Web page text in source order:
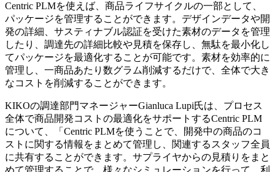
Centric PLMを使えば、商品ライフサイクルの一部として、
パッケージを管理することができます。デザインデータや開
発の詳細、サスティナブル認証を受けた素材のデータを管理
したり、調達先の詳細比較や見積を保存し、無駄を最小化し
てパッケージを最適化することが可能です。素材を効率的に
管理し、一商品あたり数グラム削減するだけで、全体で大き
なコストを削減することができます。
KIKOの調達部門マネージャーGianluca Lupi氏は、プロセス
全体で商品開発コストの最適化をサポートするCentric PLM
について、「Centric PLMを使うことで、開発中の商品のコ
ストに関する情報をまとめて管理し、関連するスタッフ全員
に共有することができます。サプライヤからの見積りをまと